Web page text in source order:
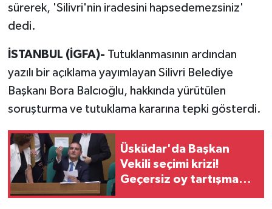
sürerek, 'Silivri'nin iradesini hapsedemezsiniz'
dedi.
İSTANBUL (İGFA)- Tutuklanmasının ardından
yazılı bir açıklama yayımlayan Silivri Belediye
Başkanı Bora Balcıoğlu, hakkında yürütülen
soruşturma ve tutuklama kararına tepki gösterdi.
Üsküdar'da Başkan
Vekili seçimi krizi!
Geçersiz oy tartışması